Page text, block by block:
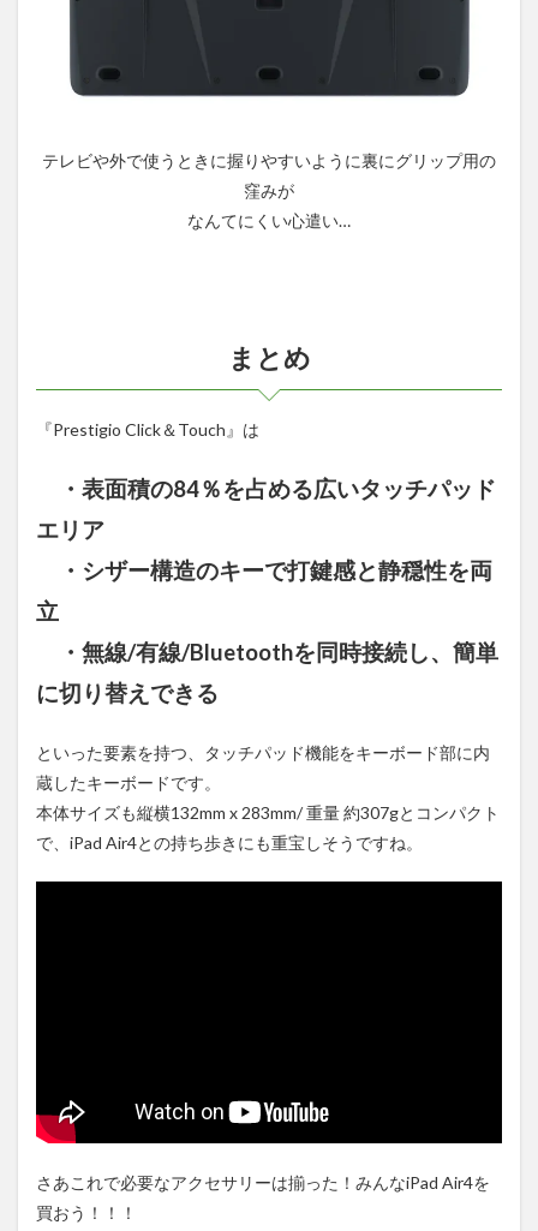
テレビや外で使うときに握りやすいように裏にグリップ用の
窪みが
なんてにくい心遣い…
まとめ
『Prestigio Click＆Touch』は
・表面積の84％を占める広いタッチパッド
エリア
・シザー構造のキーで打鍵感と静穏性を両
立
・無線/有線/Bluetoothを同時接続し、簡単
に切り替えできる
といった要素を持つ、タッチパッド機能をキーボード部に内
蔵したキーボードです。
本体サイズも縦横132mm x 283mm/ 重量 約307gとコンパクト
で、iPad Air4との持ち歩きにも重宝しそうですね。
さあこれで必要なアクセサリーは揃った！みんなiPad Air4を
買おう！！！